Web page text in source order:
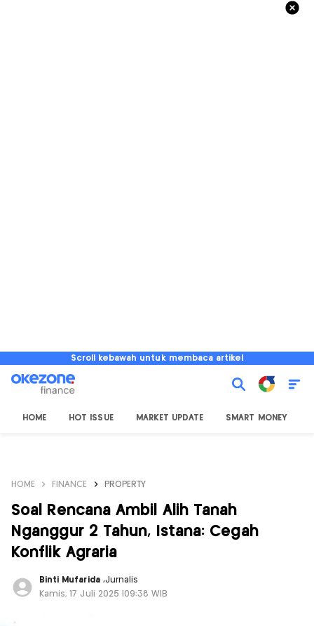
Scroll kebawah untuk membaca artikel
HOME HOT ISSUE MARKET UPDATE SMART MONEY
HOME FINANCE PROPERTY
Soal Rencana Ambil Alih Tanah
Nganggur 2 Tahun, Istana: Cegah
Konflik Agraria
Binti Mufarida ,Jurnalis
Kamis, 17 Juli 2025 |09:38 WIB